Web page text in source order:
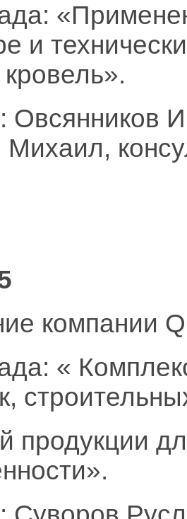
и
Овсянников
компании
«
продукции